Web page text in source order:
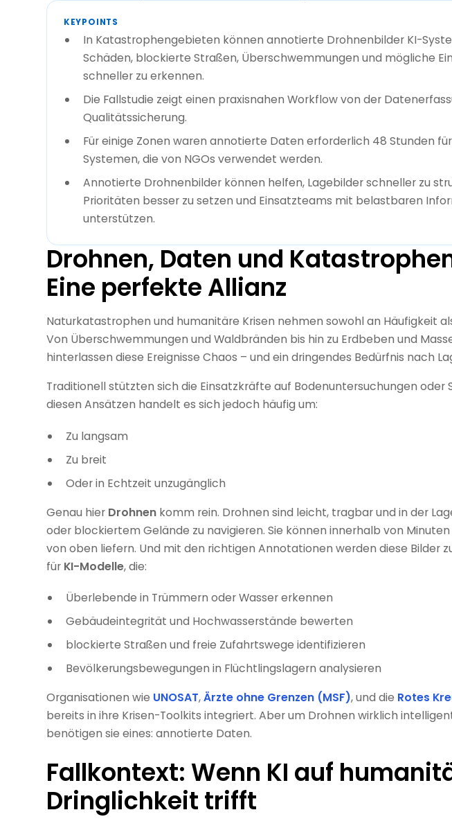
KEYPOINTS
In Katastrophengebieten können annotierte Drohnenbilder KI-
Schäden, blockierte Straßen, Überschwemmungen und mögliche
schneller zu erkennen.
Die Fallstudie zeigt einen praxisnahen Workflow von der
Qualitätssicherung.
Für einige Zonen waren annotierte Daten erforderlich 48 Stunden
Systemen, die von NGOs verwendet werden.
Annotierte Drohnenbilder können helfen, Lagebilder schneller zu
Prioritäten besser zu setzen und Einsatzteams mit belastbaren
unterstützen.
Drohnen, Daten und
Eine perfekte Allianz
Naturkatastrophen und humanitäre Krisen nehmen sowohl an Häufigkeit
Von Überschwemmungen und Waldbränden bis hin zu Erdbeben und
hinterlassen diese Ereignisse Chaos – und ein dringendes Bedürfnis nach
Traditionell stützten sich die Einsatzkräfte auf Bodenuntersuchungen oder
diesen Ansätzen handelt es sich jedoch häufig um:
Zu langsam
Zu breit
Oder in Echtzeit unzugänglich
Genau hier Drohnen komm rein. Drohnen sind leicht, tragbar und in der
oder blockiertem Gelände zu navigieren. Sie können innerhalb von
von oben liefern. Und mit den richtigen Annotationen werden diese Bilder
für KI-Modelle, die:
Überlebende in Trümmern oder Wasser erkennen
Gebäudeintegrität und Hochwasserstände bewerten
blockierte Straßen und freie Zufahrtswege identifizieren
Bevölkerungsbewegungen in Flüchtlingslagern analysieren
Organisationen wie UNOSAT,Ärzte ohne Grenzen (MSF), und die Rotes
bereits in ihre Krisen-Toolkits integriert. Aber um Drohnen wirklich
benötigen sie eines: annotierte Daten.
Fallkontext: Wenn KI auf
Dringlichkeit trifft